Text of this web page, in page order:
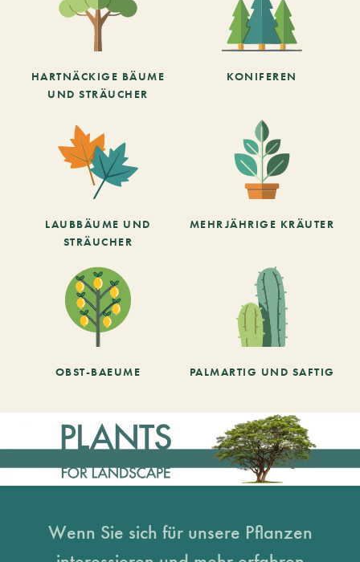
HARTNÄCKIGE BÄUME
UND STRÄUCHER
KONIFEREN
LAUBBÄUME UND
STRÄUCHER
MEHRJÄHRIGE KRÄUTER
OBST-BAEUME PALMARTIG UND SAFTIG
Wenn Sie sich für unsere Pflanzen